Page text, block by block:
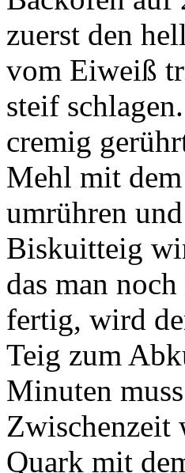
zuerst den
vom Eiweiß
steif
cremig
Mehl mit
umrühren
Biskuitteig
das man
fertig, wird
Teig zum
Minuten
Zwischenzeit
Quark mit